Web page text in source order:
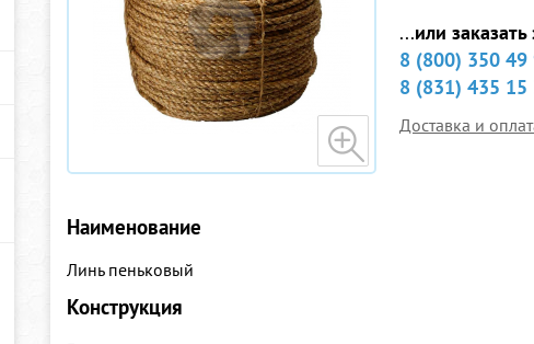
...или
8 (800) 350 49
8 (831) 435 15
Доставка и
Наименование
Линь пеньковый
Конструкция